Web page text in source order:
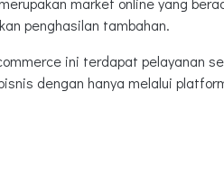
penghasilan tambahan.
ini terdapat pelayanan
dengan hanya melalui